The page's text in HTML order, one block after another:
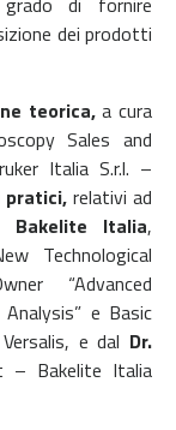
dei prodotti
teorica,a cura
Sales and
Italia S.r.l. –
pratici, relativi ad
Bakelite Italia,
Technological
“Advanced
e Basic
e dal Dr.
– Bakelite Italia